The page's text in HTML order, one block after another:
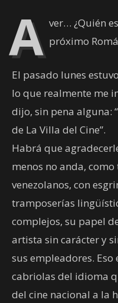
A ver… ¿Quién
próximo
El pasado lunes
lo que realmente me
dijo, sin pena alguna:
de La Villa del Cine”.
Habrá que
menos no anda,
venezolanos, con
tramposerías
complejos, su papel
artista sin carácter y
sus empleadores.
cabriolas del idioma
del cine nacional a la